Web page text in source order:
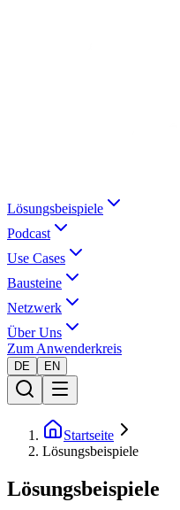
Lösungsbeispiele
Podcast
Use Cases
Bausteine
Netzwerk
Über Uns
Zum Anwenderkreis
DE EN
Startseite
Lösungsbeispiele
Lösungsbeispiele